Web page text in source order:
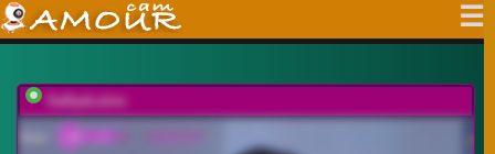
SallyeLeins